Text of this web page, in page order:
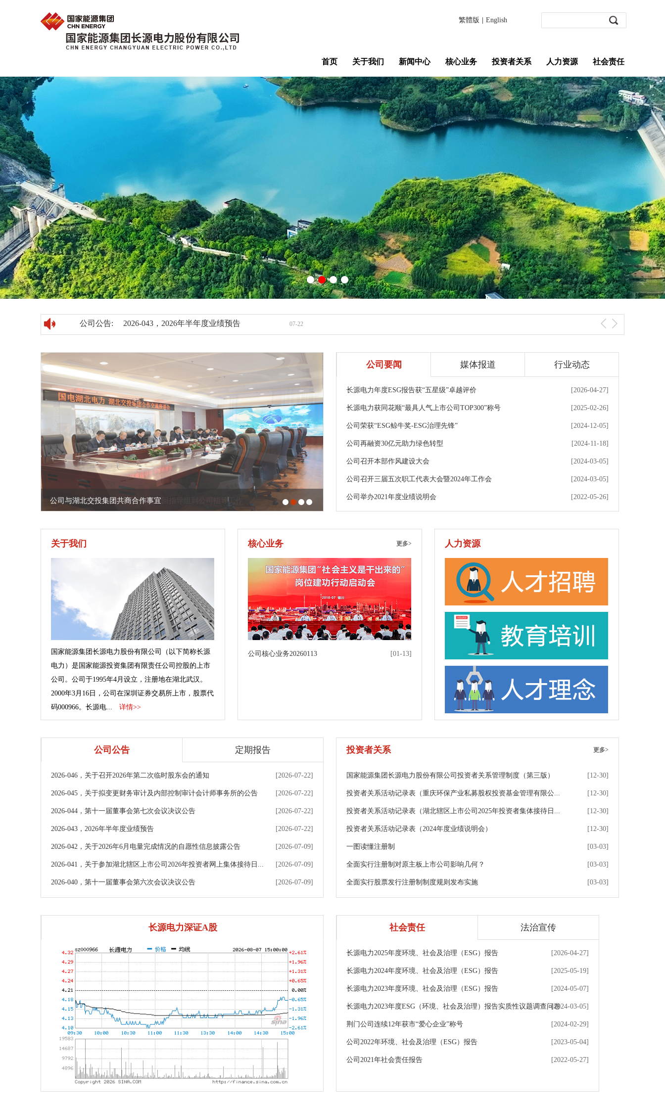
繁體版 English
首页 关于我们 新闻中心 核心业务 投资者关系 人力资源 社会责任
公司公告:
2026-046，关于召开2026年第二次临时股东会的通知 07-22
2026-045，关于拟变更财务审计及内部控制审计会计师事务所的公告 07-22
2026-043，2026年半年度业绩预告 07-22
2026-041，关于参加湖北辖区上市公司2026年投资者网上集体接待日...
公司与湖北交投集团共商合作事宜
公司要闻 媒体报道 行业动态
长源电力年度ESG报告获“五星级”卓越评价 [2026-04-27]
长源电力获同花顺“最具人气上市公司TOP300”称号 [2025-02-26]
公司荣获“ESG鲸牛奖-ESG治理先锋” [2024-12-05]
公司再融资30亿元助力绿色转型 [2024-11-18]
公司召开本部作风建设大会 [2024-03-05]
公司召开三届五次职工代表大会暨2024年工作会 [2024-03-05]
公司举办2021年度业绩说明会 [2022-05-26]
关于我们
国家能源集团长源电力股份有限公司（以下简称长源
电力）是国家能源投资集团有限责任公司控股的上市
公司。公司于1995年4月设立，注册地在湖北武汉。
2000年3月16日，公司在深圳证券交易所上市，股票代
码000966。长源电...
详情>>
核心业务 更多>
公司核心业务20260113 [01-13]
人力资源
公司公告 定期报告
2026-046，关于召开2026年第二次临时股东会的通知 [2026-07-22]
2026-045，关于拟变更财务审计及内部控制审计会计师事务所的公告 [2026-07-22]
2026-044，第十一届董事会第七次会议决议公告 [2026-07-22]
2026-043，2026年半年度业绩预告 [2026-07-22]
2026-042，关于2026年6月电量完成情况的自愿性信息披露公告 [2026-07-09]
2026-041，关于参加湖北辖区上市公司2026年投资者网上集体接待日... [2026-07-09]
2026-040，第十一届董事会第六次会议决议公告 [2026-07-09]
投资者关系 更多>
国家能源集团长源电力股份有限公司投资者关系管理制度（第三版） [12-30]
投资者关系活动记录表（重庆环保产业私募股权投资基金管理有限公... [12-30]
投资者关系活动记录表（湖北辖区上市公司2025年投资者集体接待日... [12-30]
投资者关系活动记录表（2024年度业绩说明会） [12-30]
一图读懂注册制 [03-03]
全面实行注册制对原主板上市公司影响几何？ [03-03]
全面实行股票发行注册制制度规则发布实施 [03-03]
长源电力深证A股 社会责任 法治宣传
长源电力2025年度环境、社会及治理（ESG）报告 [2026-04-27]
长源电力2024年度环境、社会及治理（ESG）报告 [2025-05-19]
长源电力2023年度环境、社会及治理（ESG）报告 [2024-05-07]
长源电力2023年度ESG（环境、社会及治理）报告实质性议题调查问卷[2024-03-05]
荆门公司连续12年获市“爱心企业”称号 [2024-02-29]
公司2022年环境、社会及治理（ESG）报告 [2023-05-04]
公司2021年社会责任报告 [2022-05-27]